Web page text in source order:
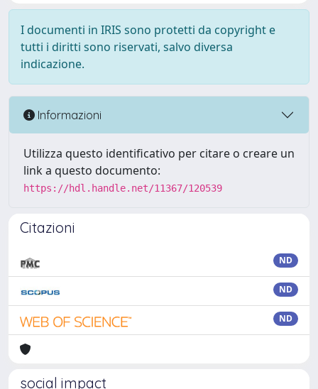
I documenti in IRIS sono protetti da copyright e
tutti i diritti sono riservati, salvo diversa
indicazione.
Informazioni
Utilizza questo identificativo per citare o creare un
link a questo documento:
https://hdl.handle.net/11367/120539
Citazioni
ND
ND
ND
social impact